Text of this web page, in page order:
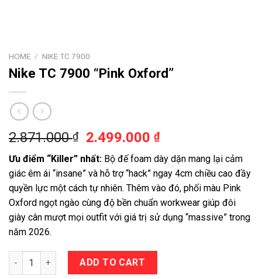
HOME / NIKE TC 7900
Nike TC 7900 “Pink Oxford”
2.871.000₫ 2.499.000₫
Ưu điểm “Killer” nhất: Bộ đế foam dày dặn mang lại cảm
giác êm ái “insane” và hỗ trợ “hack” ngay 4cm chiều cao đầy
quyền lực một cách tự nhiên. Thêm vào đó, phối màu Pink
Oxford ngọt ngào cùng độ bền chuẩn workwear giúp đôi
giày cân mượt mọi outfit với giá trị sử dụng “massive” trong
năm 2026.
Nike TC 7900 "Pink Oxford" quantity
ADD TO CART